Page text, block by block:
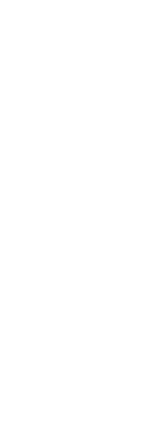
favoritos
favoritos
favoritos
favoritos